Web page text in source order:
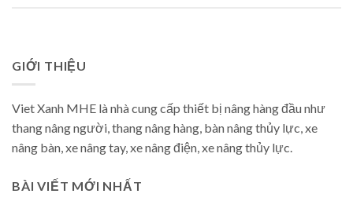
GIỚI THIỆU
Viet Xanh MHE là nhà cung cấp thiết bị nâng hàng đầu như
thang nâng người, thang nâng hàng, bàn nâng thủy lực, xe
nâng bàn, xe nâng tay, xe nâng điện, xe nâng thủy lực.
BÀI VIẾT MỚI NHẤT